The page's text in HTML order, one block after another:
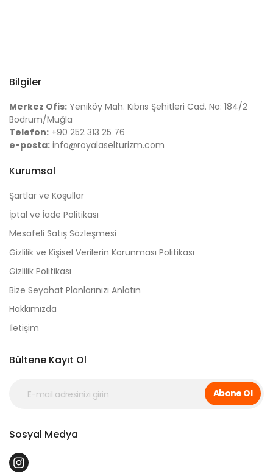
Bilgiler
Merkez Ofis: Yeniköy Mah. Kıbrıs Şehitleri Cad. No: 184/2
Bodrum/Muğla
Telefon: +90 252 313 25 76
e-posta: info@royalaselturizm.com
Kurumsal
Şartlar ve Koşullar
İptal ve İade Politikası
Mesafeli Satış Sözleşmesi
Gizlilik ve Kişisel Verilerin Korunması Politikası
Gizlilik Politikası
Bize Seyahat Planlarınızı Anlatın
Hakkımızda
İletişim
Bültene Kayıt Ol
Abone Ol
Sosyal Medya